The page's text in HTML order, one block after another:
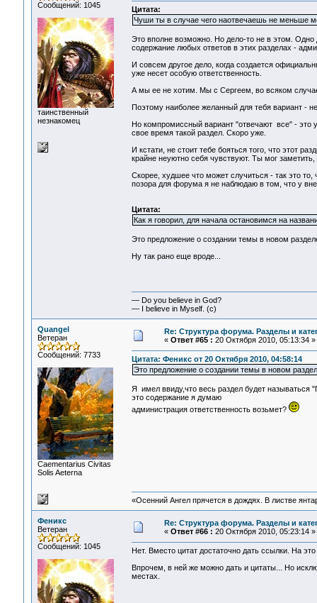
Сообщений: 1045
таинственный
незнакомец
Цитата:
Чуши ты в случае чего наотвечаешь не меньше
Это вполне возможно. Но дело-то не в этом.
содержание любых ответов в этих разделах -
И совсем другое дело, когда создается
уже несет особую ответственность.
А мы ее не хотим. Мы с Сергеем, во всяком
Поэтому наиболее желанный для тебя вариант -
Но компромиссный вариант "отвечают все" - это
свое время такой раздел. Скоро уже.
И кстати, не стоит тебе бояться того, что этот
крайне неуютно себя чувствуют. Ты мог
Скорее, худшее что может случиться - так это то,
позора для форума я не наблюдаю в том, что у
Цитата:
Как я говорил, для начала остановимся на
Это предложение о создании темы в новом
Ну так рано еще вроде...
— Do you believe in God?
— I believe in Myself. (c)
Quangel
Ветеран
Сообщений: 7733
Сaementarius Civitas
Solis Aeterna
Re: Структура форума. Разделы и
« Ответ #65 : 20 Октября 2010, 05:13:34 »
Цитата: Феникс от 20 Октября 2010, 04:58:14
Это предложение о создании темы в новом
Я имел ввиду,что весь раздел будет называться
это содержание я думаю
администрация ответственность возьмет?
«Осенний Ангел прячется в дождях. В листве
Феникс
Ветеран
Сообщений: 1045
Re: Структура форума. Разделы и
« Ответ #66 : 20 Октября 2010, 05:23:14 »
Нет. Вместо цитат достаточно дать ссылки. На
Впрочем, в ней же можно дать и цитаты... Но
местах.